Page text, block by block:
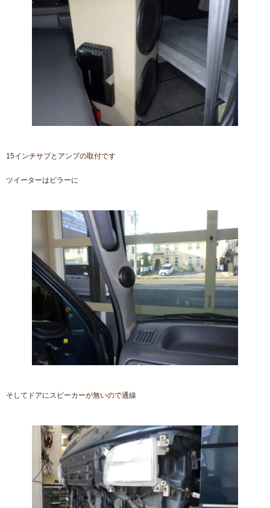
15インチサブとアンプの取付です
ツイーターはピラーに
そしてドアにスピーカーが無いので通線